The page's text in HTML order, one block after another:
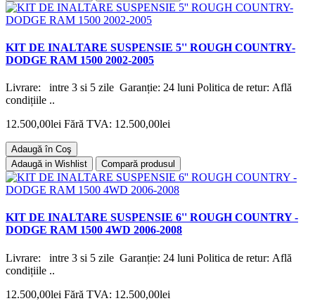
KIT DE INALTARE SUSPENSIE 5'' ROUGH COUNTRY-
DODGE RAM 1500 2002-2005
Livrare: intre 3 si 5 zile Garanție: 24 luni Politica de retur: Află
condițiile ..
12.500,00lei Fără TVA: 12.500,00lei
Adaugă în Coş
Adaugă in Wishlist
Compară produsul
KIT DE INALTARE SUSPENSIE 6'' ROUGH COUNTRY -
DODGE RAM 1500 4WD 2006-2008
Livrare: intre 3 si 5 zile Garanție: 24 luni Politica de retur: Află
condițiile ..
12.500,00lei Fără TVA: 12.500,00lei